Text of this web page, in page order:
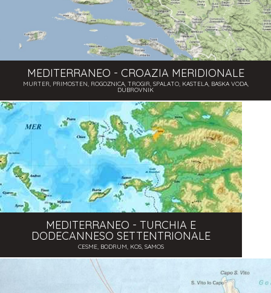
MEDITERRANEO - CROAZIA MERIDIONALE
MURTER, PRIMOSTEN, ROGOZNICA, TROGIR, SPALATO, KASTELA, BASKA VODA,
DUBROVNIK
MEDITERRANEO - TURCHIA E
DODECANNESO SETTENTRIONALE
CESME, BODRUM, KOS, SAMOS